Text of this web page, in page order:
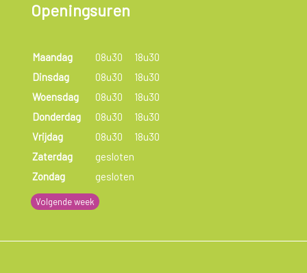
Openingsuren
Maandag 08u30
18u30
Dinsdag
08u30
18u30
Woensdag
08u30
18u30
Donderdag
08u30
18u30
Vrijdag
08u30
18u30
Zaterdag
gesloten
Zondag
gesloten
Volgende week